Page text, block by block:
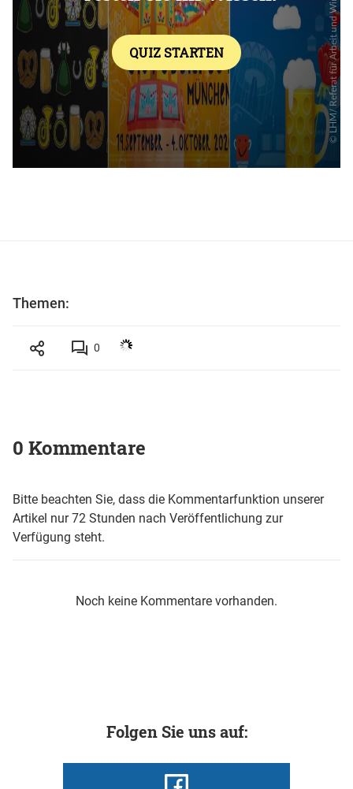
Themen:
0
0 Kommentare
Bitte beachten Sie, dass die Kommentarfunktion unserer
Artikel nur 72 Stunden nach Veröffentlichung zur
Verfügung steht.
Noch keine Kommentare vorhanden.
Folgen Sie uns auf: